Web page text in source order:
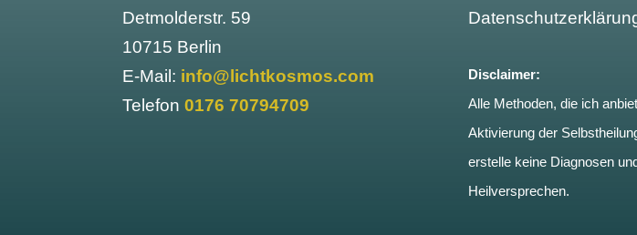
Detmolderstr. 59
10715 Berlin
E-Mail: info@lichtkosmos.com
Telefon0176 70794709
Disclaimer:
Alle Methoden, die ich
Aktivierung der
erstelle keine Diagnosen
Heilversprechen.